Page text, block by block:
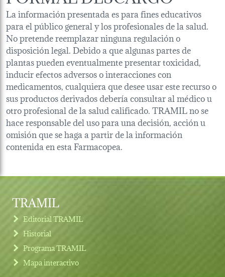
La información presentada es para fines educativos
para el público general y los profesionales de la salud.
No pretende reemplazar ninguna regulación o
disposición legal. Debido a que algunas partes de
plantas pueden eventualmente presentar toxicidad,
inducir efectos adversos o interacciones con
medicamentos, cualquiera que desee usar este recurso o
sus productos derivados debería consultar al médico u
otro profesional de la salud calificado. TRAMIL no se
hace responsable del uso para una decisión, acción u
omisión que se haga a partir de la información
contenida en esta Farmacopea.
TRAMIL
Editorial TRAMIL
Historial
Programa TRAMIL
Mapa interactivo